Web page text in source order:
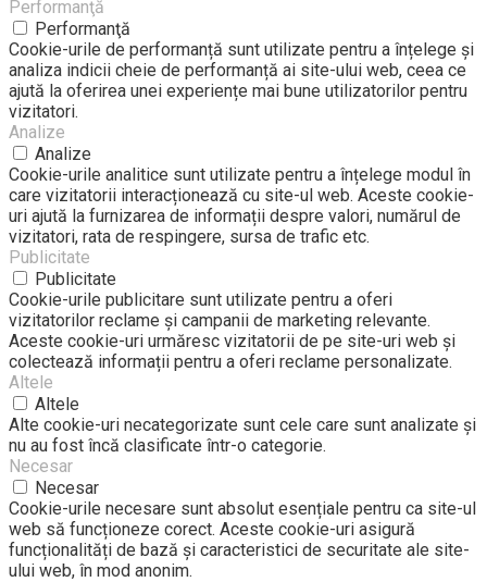
Performanţă
Performanţă
Cookie-urile de performanță sunt utilizate pentru a înțelege și
analiza indicii cheie de performanță ai site-ului web, ceea ce
ajută la oferirea unei experiențe mai bune utilizatorilor pentru
vizitatori.
Analize
Analize
Cookie-urile analitice sunt utilizate pentru a înțelege modul în
care vizitatorii interacționează cu site-ul web. Aceste cookie-
uri ajută la furnizarea de informații despre valori, numărul de
vizitatori, rata de respingere, sursa de trafic etc.
Publicitate
Publicitate
Cookie-urile publicitare sunt utilizate pentru a oferi
vizitatorilor reclame și campanii de marketing relevante.
Aceste cookie-uri urmăresc vizitatorii de pe site-uri web și
colectează informații pentru a oferi reclame personalizate.
Altele
Altele
Alte cookie-uri necategorizate sunt cele care sunt analizate și
nu au fost încă clasificate într-o categorie.
Necesar
Necesar
Cookie-urile necesare sunt absolut esențiale pentru ca site-ul
web să funcționeze corect. Aceste cookie-uri asigură
funcționalități de bază și caracteristici de securitate ale site-
ului web, în ​​mod anonim.